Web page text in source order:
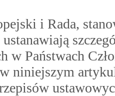
i Rada,
w Państwach
niniejszym